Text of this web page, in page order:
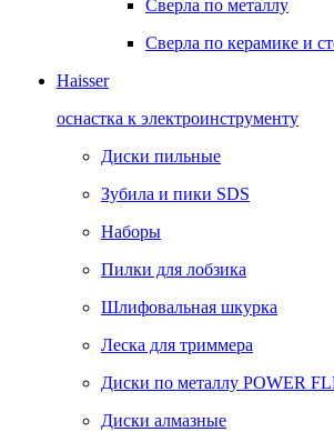
Сверла по металлу
Сверла по керамике и
Haisser
оснастка к электроинструменту
Диски пильные
Зубила и пики SDS
Наборы
Пилки для лобзика
Шлифовальная шкурка
Леска для триммера
Диски по металлу POWER
Диски алмазные